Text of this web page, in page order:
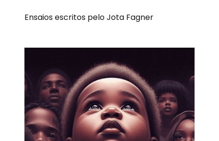
Ensaios escritos pelo Jota Fagner